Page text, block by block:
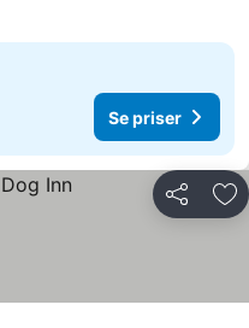
Se priser
Del